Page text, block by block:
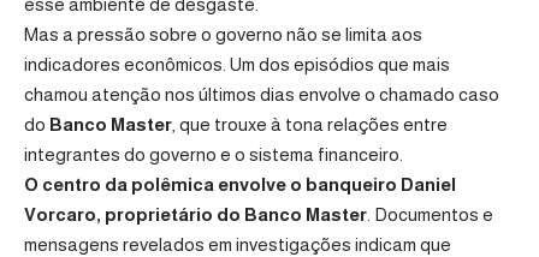
Mas a pressão sobre o governo não se limita aos
indicadores econômicos. Um dos episódios que mais
chamou atenção nos últimos dias envolve o chamado caso
do Banco Master , que trouxe à tona relações entre
integrantes do governo e o sistema financeiro.
O centro da polêmica envolve o banqueiro Daniel
Vorcaro, proprietário do Banco Master . Documentos e
mensagens revelados em investigações indicam que